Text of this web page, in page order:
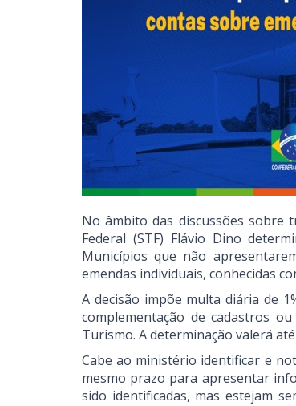
No âmbito das discussões sobre
Federal (STF) Flávio Dino
Municípios que não
emendas individuais, conhecidas
A decisão impõe multa diária de
complementação de cadastros
Turismo. A determinação valerá
Cabe ao ministério identificar e
mesmo prazo para apresentar
sido identificadas, mas estejam